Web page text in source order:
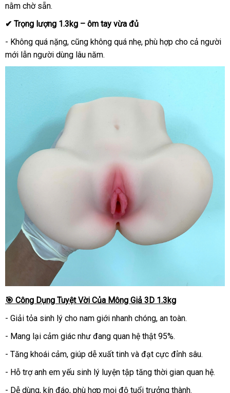
nằm chờ sẵn.
✔ Trọng lượng 1.3kg – ôm tay vừa đủ
- Không quá nặng, cũng không quá nhẹ, phù hợp cho cả người
mới lẫn người dùng lâu năm.
🎯 Công Dụng Tuyệt Vời Của Mông Giả 3D 1.3kg
- Giải tỏa sinh lý cho nam giới nhanh chóng, an toàn.
- Mang lại cảm giác như đang quan hệ thật 95%.
- Tăng khoái cảm, giúp dễ xuất tinh và đạt cực đỉnh sâu.
- Hỗ trợ anh em yếu sinh lý luyện tập tăng thời gian quan hệ.
- Dễ dùng, kín đáo, phù hợp mọi độ tuổi trưởng thành.